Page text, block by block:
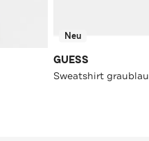
Neu
GUESS
Sweatshirt graublau